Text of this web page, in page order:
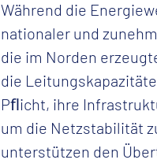
Während die
nationaler und
die im Norden
die
Pﬂicht, ihre
um die Netzstabilität
unterstützen den